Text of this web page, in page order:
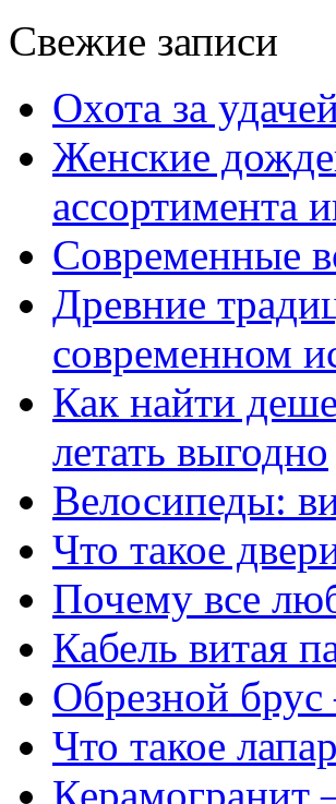
Свежие записи
Охота за
Женские
ассортимента
Современные
Древние
современном
Как найти
летать выгодно
Велосипеды:
Что такое
Почему все
Кабель витая
Обрезной
Что такое